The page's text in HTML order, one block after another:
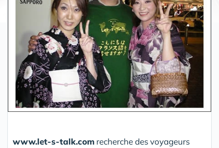
www.let-s-talk.com recherche des voyageurs